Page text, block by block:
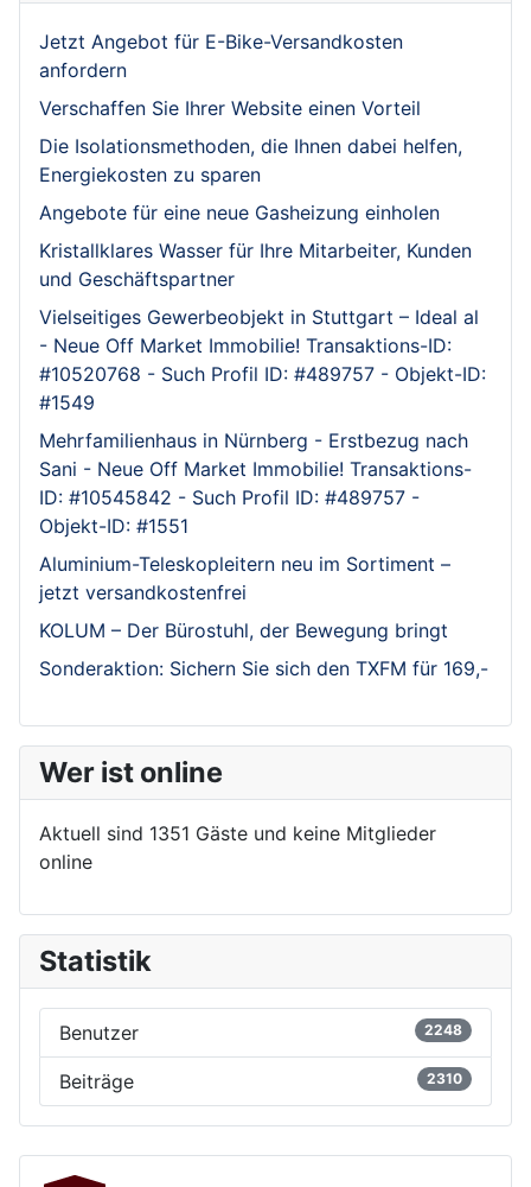
Jetzt Angebot für E-Bike-Versandkosten
anfordern
Verschaffen Sie Ihrer Website einen Vorteil
Die Isolationsmethoden, die Ihnen dabei helfen,
Energiekosten zu sparen
Angebote für eine neue Gasheizung einholen
Kristallklares Wasser für Ihre Mitarbeiter, Kunden
und Geschäftspartner
Vielseitiges Gewerbeobjekt in Stuttgart – Ideal al
- Neue Off Market Immobilie! Transaktions-ID:
#10520768 - Such Profil ID: #489757 - Objekt-ID:
#1549
Mehrfamilienhaus in Nürnberg - Erstbezug nach
Sani - Neue Off Market Immobilie! Transaktions-
ID: #10545842 - Such Profil ID: #489757 -
Objekt-ID: #1551
Aluminium-Teleskopleitern neu im Sortiment –
jetzt versandkostenfrei
KOLUM – Der Bürostuhl, der Bewegung bringt
Sonderaktion: Sichern Sie sich den TXFM für 169,-
Wer ist online
Aktuell sind 1351 Gäste und keine Mitglieder
online
Statistik
Benutzer 2248
Beiträge 2310